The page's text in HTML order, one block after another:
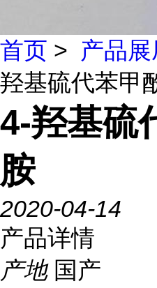
首页 > 产品展
羟基硫代苯甲
4-羟基硫
胺
2020-04-14
产品详情
产地 国产